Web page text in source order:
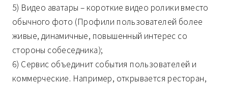
5) Видео аватары – короткие видео ролики вместо
обычного фото (Профили пользователей более
живые, динамичные, повышенный интерес со
стороны собеседника);
6) Сервис объединит события пользователей и
коммерческие. Например, открывается ресторан,